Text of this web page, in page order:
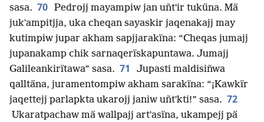
sasa. 70 Pedrojj mayampiw jan uñtʼir tuküna. Mä
jukʼampitjja, uka cheqan sayaskir jaqenakajj may
kutimpiw jupar akham sapjjarakïna: “Cheqas jumajj
jupanakamp chik sarnaqerïskapuntawa. Jumajj
Galileankirïtawa” sasa. 71
Jupasti maldisiñwa
qalltäna, juramentompiw akham sarakïna: “¡Kawkïr
jaqettejj parlapkta ukarojj janiw uñtʼkti!” sasa. 72
Ukaratpachaw mä wallpajj artʼasïna, ukampejj pä